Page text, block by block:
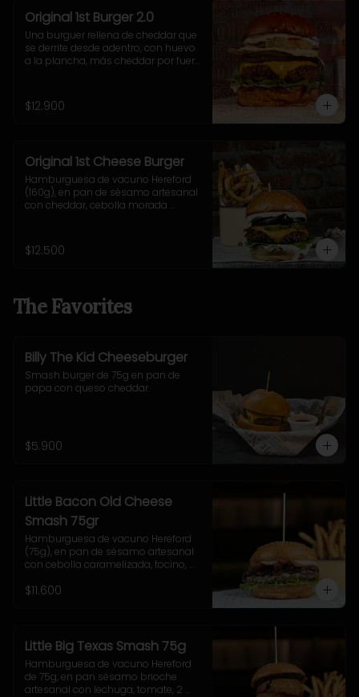
Original 1st Burger 2.0
Una burguer rellena de cheddar que
se derrite desde adentro, con huevo
a la plancha, más cheddar por fuera,
adictiva salsa Fletch.  Blue Cheese
2.0
$12.900
Original 1st Cheese Burger
Hamburguesa de vacuno Hereford
(160g), en pan de sésamo artesanal
con cheddar, cebolla morada
acompañamiento a elección.
$12.500
The Favorites
Billy The Kid Cheeseburger
Smash burger de 75g en pan de
papa con queso cheddar.
$5.900
Little Bacon Old Cheese
Smash 75gr
Hamburguesa de vacuno Hereford
(75g), en pan de sésamo artesanal
con cebolla caramelizada, tocino,
casera Uncle Fletch. Incluye papas
$11.600
Little Big Texas Smash 75g
Hamburguesa de vacuno Hereford
de 75g, en pan sésamo brioche
artesanal con lechuga, tomate, 2